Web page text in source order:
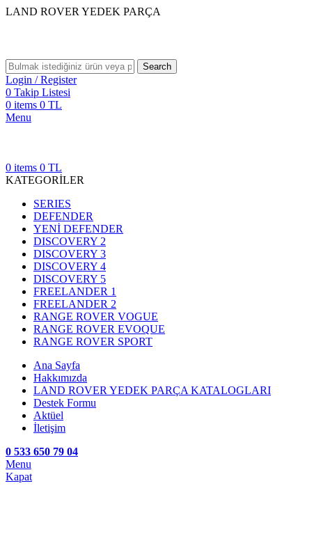
LAND ROVER YEDEK PARÇA
Search
Login / Register
0 Takip Listesi
0 items 0 TL
Menu
0 items 0 TL
KATEGORİLER
SERIES
DEFENDER
YENİ DEFENDER
DISCOVERY 2
DISCOVERY 3
DISCOVERY 4
DISCOVERY 5
FREELANDER 1
FREELANDER 2
RANGE ROVER VOGUE
RANGE ROVER EVOQUE
RANGE ROVER SPORT
Ana Sayfa
Hakkımızda
LAND ROVER YEDEK PARÇA KATALOGLARI
Destek Formu
Aktüel
İletişim
0 533 650 79 04
Menu
Kapat